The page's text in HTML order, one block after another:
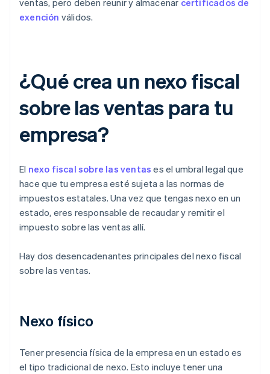
ventas, pero deben reunir y almacenar certificados de
exención válidos.
¿Qué crea un nexo fiscal
sobre las ventas para tu
empresa?
El nexo fiscal sobre las ventas es el umbral legal que
hace que tu empresa esté sujeta a las normas de
impuestos estatales. Una vez que tengas nexo en un
estado, eres responsable de recaudar y remitir el
impuesto sobre las ventas allí.
Hay dos desencadenantes principales del nexo fiscal
sobre las ventas.
Nexo físico
Tener presencia física de la empresa en un estado es
el tipo tradicional de nexo. Esto incluye tener una